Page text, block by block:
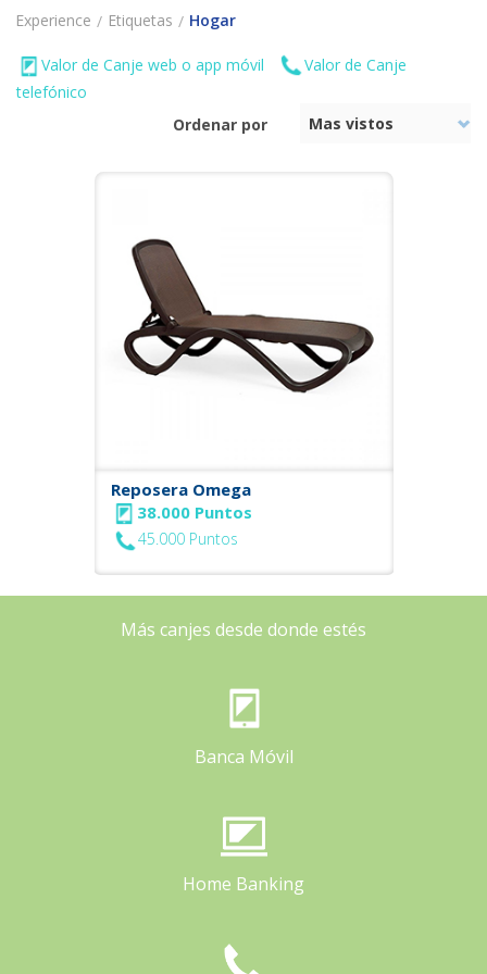
Experience Etiquetas Hogar
Valor de Canje web o app móvil
Valor de Canje
telefónico
Ordenar por
Reposera Omega
38.000 Puntos
45.000 Puntos
Más canjes desde donde estés
Banca Móvil
Home Banking